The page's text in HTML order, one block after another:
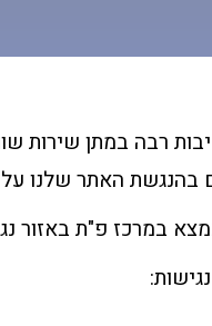
רבה במתן שירות
האתר שלנו על
במרכז פ"ת באזור